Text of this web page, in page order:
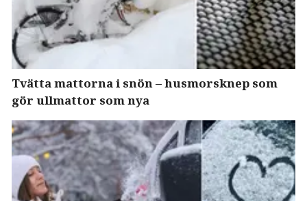
Tvätta mattorna i snön – husmorsknep som
gör ullmattor som nya